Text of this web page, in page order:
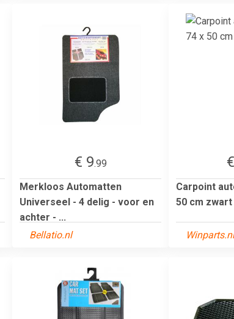
€ 9.99
Merkloos Automatten
Universeel - 4 delig - voor en
achter - ...
Bellatio.nl
Carpoint
50 cm zwart
Winparts.nl